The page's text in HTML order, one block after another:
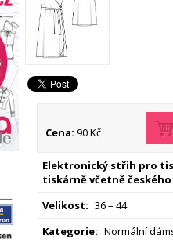
Cena: 90 Kč
Elektronický střih pro
tiskárně včetně českého
Velikost: 36 – 44
Kategorie: Normální